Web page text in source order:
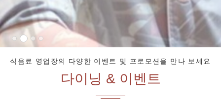
다이닝 & 이벤트
식음료 영업장의 다양한 이벤트 및 프로모션을 만나 보세요